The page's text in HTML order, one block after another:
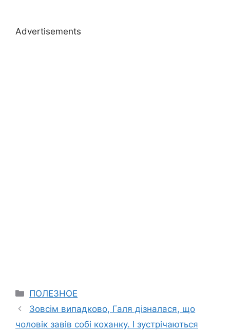
Advertisements
Categories
ПОЛЕЗНОЕ
Зовсім випадково, Галя дізналася, що
чоловік завів собі коханку. І зустрічаються